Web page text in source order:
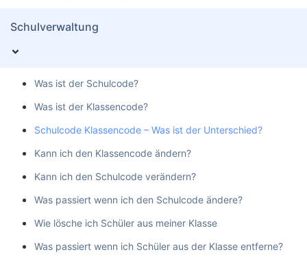
Schulverwaltung
Was ist der Schulcode?
Was ist der Klassencode?
Schulcode Klassencode – Was ist der Unterschied?
Kann ich den Klassencode ändern?
Kann ich den Schulcode verändern?
Was passiert wenn ich den Schulcode ändere?
Wie lösche ich Schüler aus meiner Klasse
Was passiert wenn ich Schüler aus der Klasse entferne?